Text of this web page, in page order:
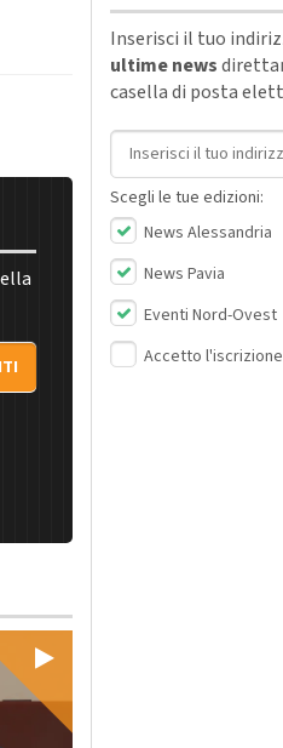
Inserisci il tuo
ultime news
casella di posta
Indirizzo email
Scegli le tue edizioni:
News Alessandria
News Pavia
Eventi Nord-Ovest
Accetto